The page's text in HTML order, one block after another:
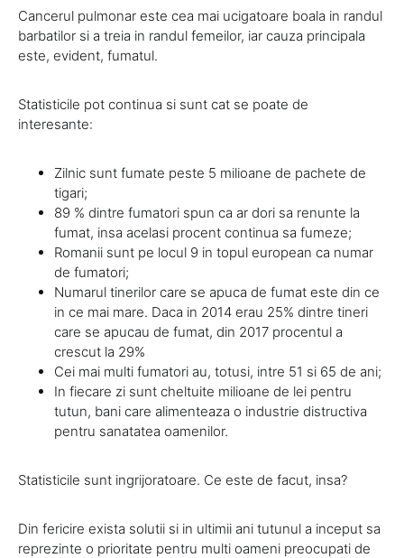
Cancerul pulmonar este cea mai ucigatoare boala in randul
barbatilor si a treia in randul femeilor, iar cauza principala
este, evident, fumatul.
Statisticile pot continua si sunt cat se poate de
interesante:
Zilnic sunt fumate peste 5 milioane de pachete de
tigari;
89 % dintre fumatori spun ca ar dori sa renunte la
fumat, insa acelasi procent continua sa fumeze;
Romanii sunt pe locul 9 in topul european ca numar
de fumatori;
Numarul tinerilor care se apuca de fumat este din ce
in ce mai mare. Daca in 2014 erau 25% dintre tineri
care se apucau de fumat, din 2017 procentul a
crescut la 29%
Cei mai multi fumatori au, totusi, intre 51 si 65 de ani;
In fiecare zi sunt cheltuite milioane de lei pentru
tutun, bani care alimenteaza o industrie distructiva
pentru sanatatea oamenilor.
Statisticile sunt ingrijoratoare. Ce este de facut, insa?
Din fericire exista solutii si in ultimii ani tutunul a inceput sa
reprezinte o prioritate pentru multi oameni preocupati de